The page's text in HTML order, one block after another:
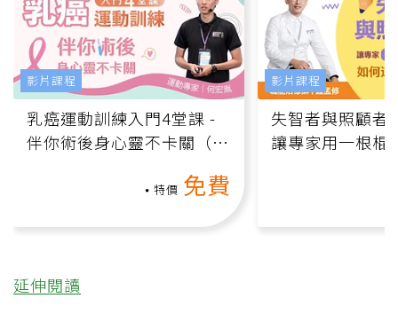
乳癌運動訓練入門4堂課 -
伴你術後身心靈不卡關（線
特價 免費
影片課程
失智者與照顧者
讓專家用一根棍
影片課程
延伸閱讀